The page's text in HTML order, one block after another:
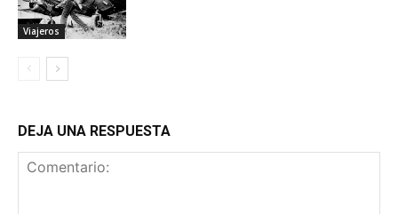
Viajeros
DEJA UNA RESPUESTA